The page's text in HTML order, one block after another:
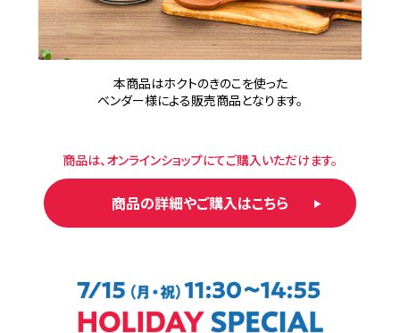
本商品はホクトのきのこを使った
ベンダー様による販売商品となります。
商品は、オンラインショップにてご購入いただけます。
商品の詳細やご購入はこちら